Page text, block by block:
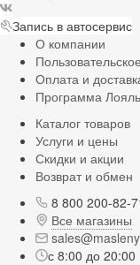
Запись в автосервис
О компании
Оплата и
Программа
Каталог товаров
Услуги и цены
Скидки и акции
Возврат и обмен
8 800 200-82-
Все магазины
с 8:00 до 20:00